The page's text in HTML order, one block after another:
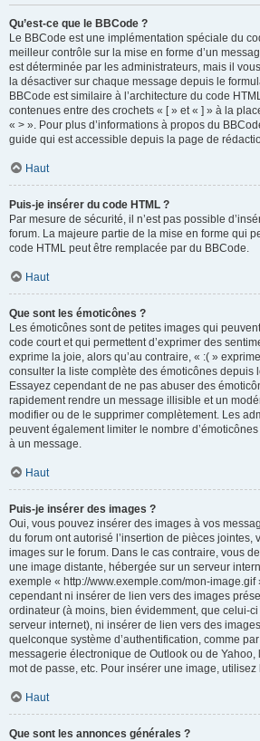
Qu’est-ce que le BBCode ?
Le BBCode est une implémentation spéciale du
meilleur contrôle sur la mise en forme d’un
est déterminée par les administrateurs, mais il
la désactiver sur chaque message depuis le
BBCode est similaire à l’architecture du code
contenues entre des crochets « [ » et « ] » à la
« > ». Pour plus d’informations à propos du
guide qui est accessible depuis la page de
Haut
Puis-je insérer du code HTML ?
Par mesure de sécurité, il n’est pas possible
forum. La majeure partie de la mise en forme qui
code HTML peut être remplacée par du BBCode.
Haut
Que sont les émoticônes ?
Les émoticônes sont de petites images qui
code court et qui permettent d’exprimer des
exprime la joie, alors qu’au contraire, « :( »
consulter la liste complète des émoticônes depuis
Essayez cependant de ne pas abuser des
rapidement rendre un message illisible et un
modifier ou de le supprimer complètement. Les
peuvent également limiter le nombre
à un message.
Haut
Puis-je insérer des images ?
Oui, vous pouvez insérer des images à vos
du forum ont autorisé l’insertion de pièces jointes,
images sur le forum. Dans le cas contraire, vous
une image distante, hébergée sur un serveur
exemple « http://www.exemple.com/mon-image.gif
cependant ni insérer de lien vers des images
ordinateur (à moins, bien évidemment, que celui-
serveur internet), ni insérer de lien vers des
quelconque système d’authentification, comme
messagerie électronique de Outlook ou de Yahoo,
mot de passe, etc. Pour insérer une image,
Haut
Que sont les annonces générales ?